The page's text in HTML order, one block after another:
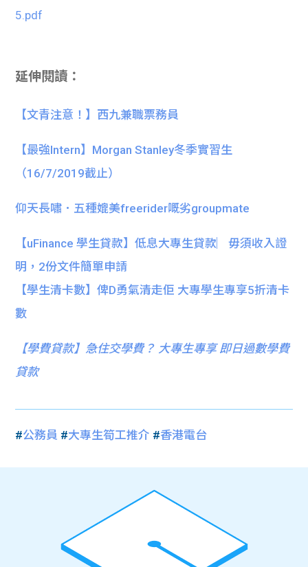
5.pdf
延伸閱讀：
【文青注意！】西九兼職票務員
【最強Intern】Morgan Stanley冬季實習生
（16/7/2019截止）
仰天長嘯．五種媲美freerider嘅劣groupmate
【uFinance 學生貸款】低息大專生貸款︳毋須收入證
明，2份文件簡單申請
【學生清卡數】俾D勇氣清走佢 大專學生專享5折清卡
數
【學費貸款】急住交學費？ 大專生專享 即日過數學費
貸款
#公務員 #大專生筍工推介 #香港電台